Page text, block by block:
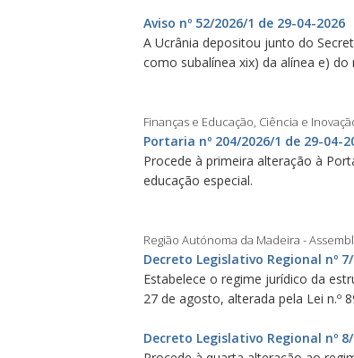
Aviso nº 52/2026/1 de 29-04-2026
A Ucrânia depositou junto do
como subalínea xix) da alínea e)
Finanças e Educação, Ciência e
Portaria nº 204/2026/1 de 29-04-
Procede à primeira alteração à
educação especial.
Região Autónoma da Madeira -
Decreto Legislativo Regional nº
Estabelece o regime jurídico da
27 de agosto, alterada pela Lei n.º
Decreto Legislativo Regional nº